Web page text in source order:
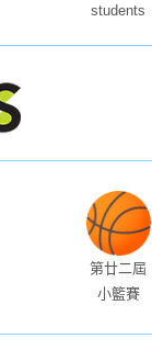
students
第廿二屆
小籃賽